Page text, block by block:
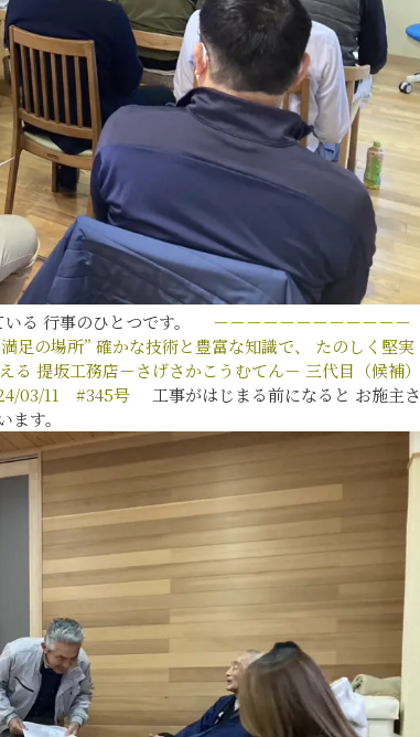
いる 行事のひとつです。 －－－－－－－－－－－－
足の場所” 確かな技術と豊富な知識で、
たのしく堅実
る 提坂工務店－さげさかこうむてん－ 三代目（候補）
03/11 #345号 工事がはじまる前になると お施主さ
す。